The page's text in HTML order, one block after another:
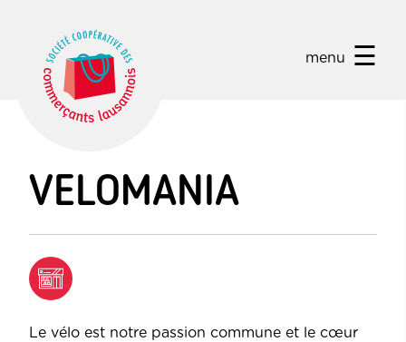
menu ☰
VELOMANIA
Le vélo est notre passion commune et le cœur